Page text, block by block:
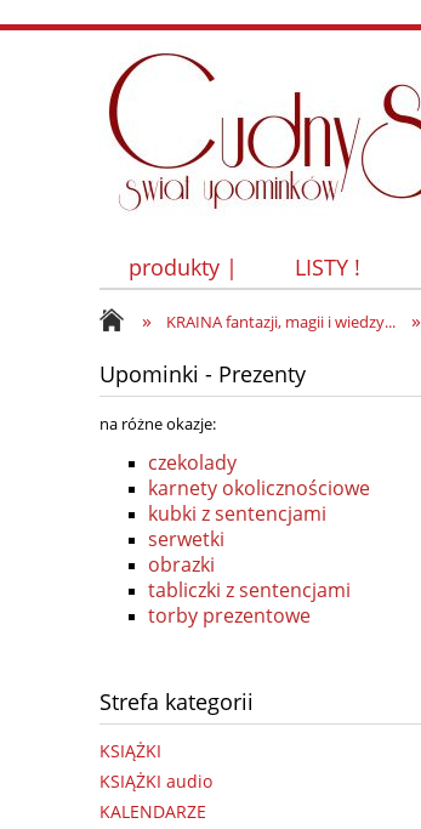
produkty | LISTY !
» KRAINA fantazji, magii i wiedzy... »
Upominki - Prezenty
na różne okazje:
czekolady
karnety okolicznościowe
kubki z sentencjami
serwetki
obrazki
tabliczki z sentencjami
torby prezentowe
Strefa kategorii
KSIĄŻKI
KSIĄŻKI audio
KALENDARZE